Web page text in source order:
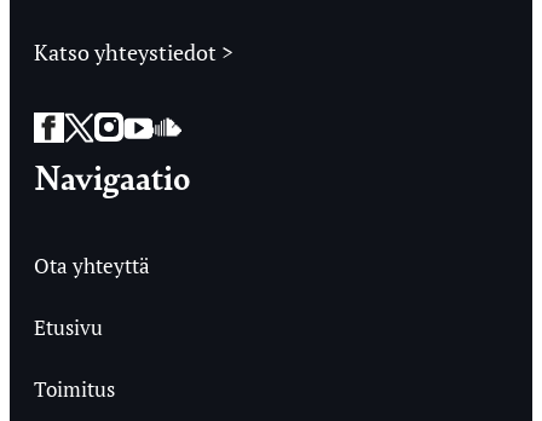
Katso yhteystiedot >
Facebook
Twitter
Instagram
YouTube
SoundCloud
Navigaatio
Ota yhteyttä
Etusivu
Toimitus